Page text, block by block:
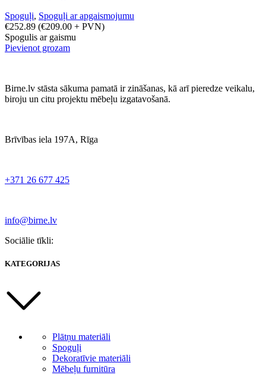
Spoguļi, Spoguļi ar apgaismojumu
€252.89 (€209.00 + PVN)
Spogulis ar gaismu
Pievienot grozam
Birne.lv stāsta sākuma pamatā ir zināšanas, kā arī pieredze veikalu,
biroju un citu projektu mēbeļu izgatavošanā.
Brīvības iela 197A, Rīga
+371 26 677 425
info@birne.lv
Sociālie tīkli:
KATEGORIJAS
Plātņu materiāli
Spoguļi
Dekoratīvie materiāli
Mēbeļu furnitūra